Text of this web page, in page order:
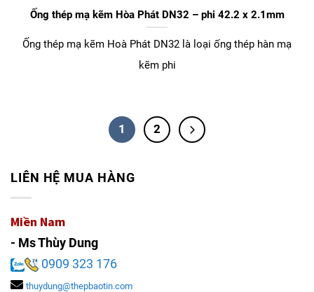
Ống thép mạ kẽm Hòa Phát DN32 – phi 42.2 x 2.1mm
Ống thép mạ kẽm Hoà Phát DN32 là loại ống thép hàn mạ
kẽm phi
1 2
LIÊN HỆ MUA HÀNG
Miền Nam
- Ms Thùy Dung
0909 323 176
thuydung@thepbaotin.com